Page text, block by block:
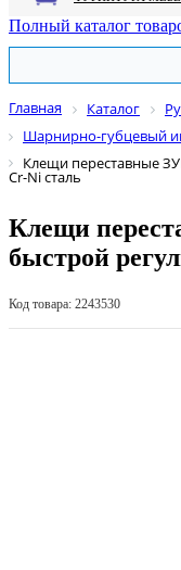
Полный каталог
Главная Каталог
Шарнирно-губцевый
Клещи переставные
Cr-Ni сталь
Клещи
быстрой
Код товара: 2243530